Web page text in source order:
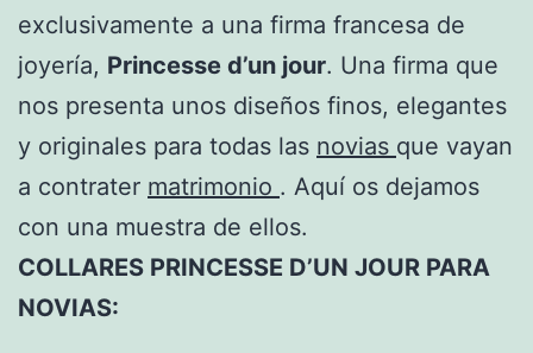
exclusivamente a una firma francesa de
joyería, Princesse d’un jour. Una firma que
nos presenta unos diseños finos, elegantes
y originales para todas las novias que vayan
a contrater matrimonio . Aquí os dejamos
con una muestra de ellos.
COLLARES PRINCESSE D’UN JOUR PARA
NOVIAS: